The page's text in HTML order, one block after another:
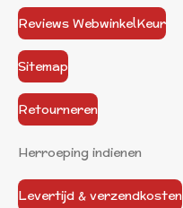
Reviews WebwinkelKeur
Sitemap
Retourneren
Herroeping indienen
Levertijd & verzendkosten